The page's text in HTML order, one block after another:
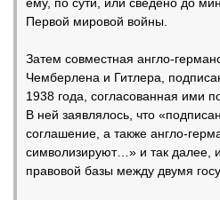
Первой мировой войны.
Затем совместная англо-
Чемберлена и Гитлера,
1938 года, согласованная ими
В ней заявлялось, что
соглашение, а также англо-
символизируют…» и так далее,
правовой базы между двумя